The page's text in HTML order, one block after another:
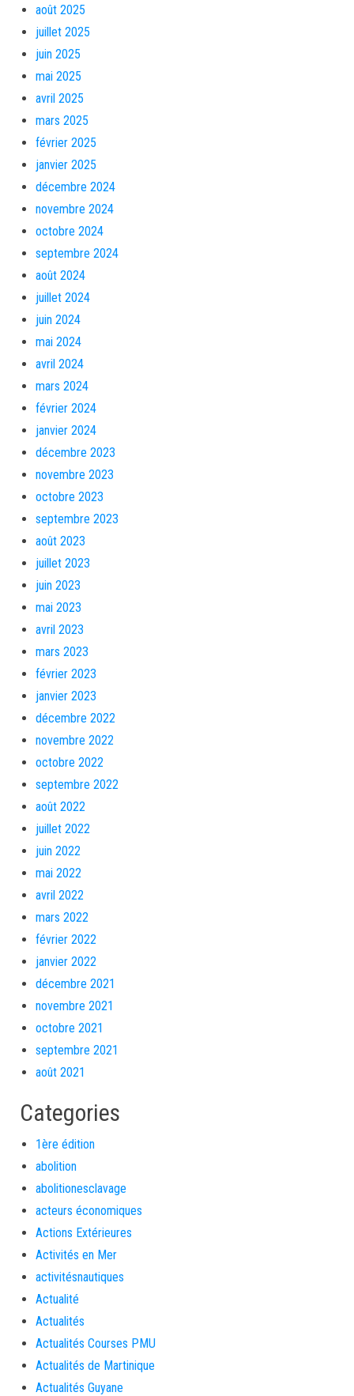
août 2025
juillet 2025
juin 2025
mai 2025
avril 2025
mars 2025
février 2025
janvier 2025
décembre 2024
novembre 2024
octobre 2024
septembre 2024
août 2024
juillet 2024
juin 2024
mai 2024
avril 2024
mars 2024
février 2024
janvier 2024
décembre 2023
novembre 2023
octobre 2023
septembre 2023
août 2023
juillet 2023
juin 2023
mai 2023
avril 2023
mars 2023
février 2023
janvier 2023
décembre 2022
novembre 2022
octobre 2022
septembre 2022
août 2022
juillet 2022
juin 2022
mai 2022
avril 2022
mars 2022
février 2022
janvier 2022
décembre 2021
novembre 2021
octobre 2021
septembre 2021
août 2021
Categories
1ère édition
abolition
abolitionesclavage
acteurs économiques
Actions Extérieures
Activités en Mer
activitésnautiques
Actualité
Actualités
Actualités Courses PMU
Actualités de Martinique
Actualités Guyane